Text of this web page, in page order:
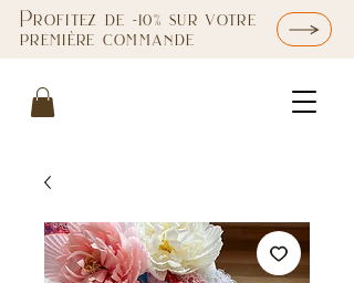
Profitez de -10% sur votre
première commande